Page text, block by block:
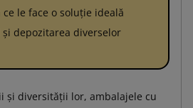
le face o soluție ideală
depozitarea diverselor
și diversității lor, ambalajele cu